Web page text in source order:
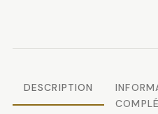
printemps
DESCRIPTION